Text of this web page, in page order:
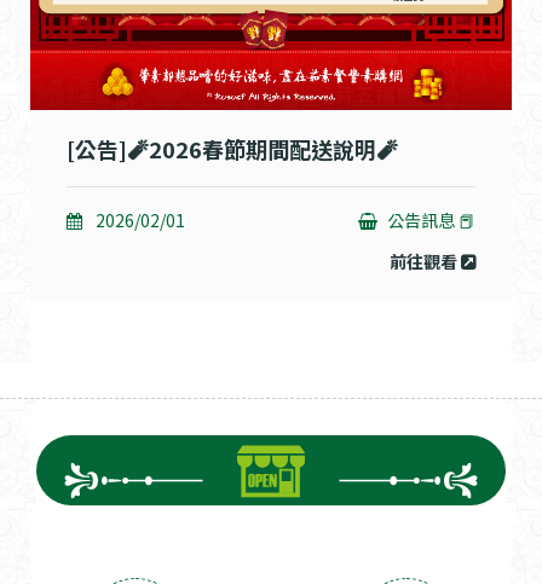
[公告]🧨2026春節期間配送說明🧨
2026/02/01
公告訊息 📕
前往觀看